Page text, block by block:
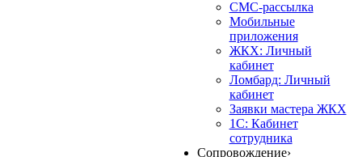
СМС-рассылка
Мобильные
приложения
ЖКХ: Личный
кабинет
Ломбард: Личный
кабинет
Заявки мастера ЖКХ
1С: Кабинет
сотрудника
Сопровождение›